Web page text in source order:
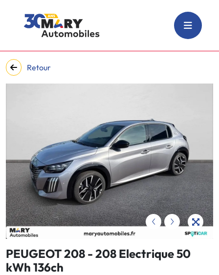
Retour
‹ ›
PEUGEOT 208 - 208 Electrique 50
kWh 136ch